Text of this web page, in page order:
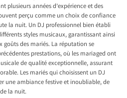
plusieurs années d’expérience et des
perçu comme un choix de confiance
la nuit. Un DJ professionnel bien établi
styles musicaux, garantissant ainsi
des mariés. La réputation se
prestations, où les mariaged ont
de qualité exceptionnelle, assurant
Les mariés qui choisissent un DJ
une ambiance festive et inoubliable, de
la nuit.